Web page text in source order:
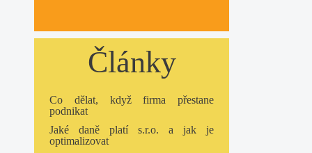
Články
Co dělat, když firma přestane
podnikat
Jaké daně platí s.r.o. a jak je
optimalizovat